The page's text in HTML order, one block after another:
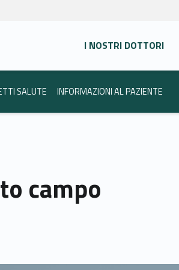
I NOSTRI DOTTORI
SALUTE INFORMAZIONI AL PAZIENTE
campo